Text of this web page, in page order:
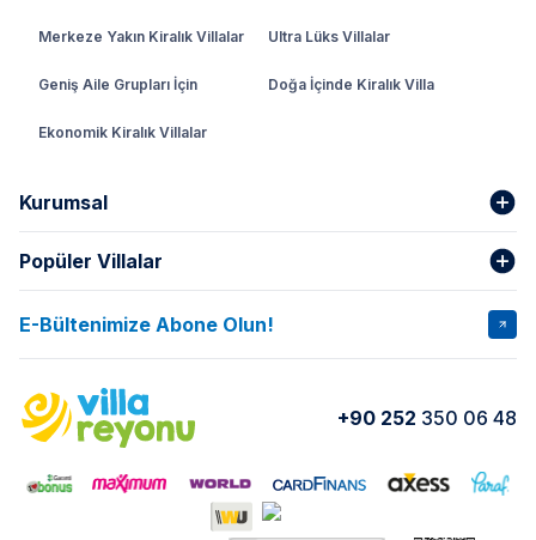
Merkeze Yakın Kiralık Villalar Ultra Lüks Villalar
Geniş Aile Grupları İçin Doğa İçinde Kiralık Villa
Ekonomik Kiralık Villalar
Kurumsal
Hakkımızda
İptal Şartları Banka Hesapları
Kurumsal Blog
Yorumlar Nasıl Kiralarım
Popüler Villalar
VİLLA SALKIM VİLLA SLAY 1
VİLLA OLENNA 1 VİLLA MERT
VILLA ADRIMA 1
E-Bültenimize Abone Olun!
+90 252 350 06 48